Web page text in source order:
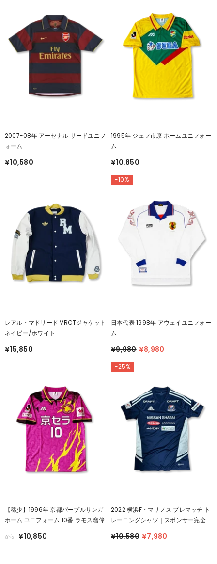
2007-08年 アーセナル サードユニフ
ォーム
¥10,580
1995年 ジェフ市原 ホームユニフォー
ム
¥10,850
レアル・マドリード VRCTジャケット
ネイビー/ホワイト
¥15,850
-10%
日本代表 1998年 アウェイユニフォー
ム
¥9,980 ¥8,980
【稀少】1996年 京都パープルサンガ
ホーム ユニフォーム 10番 ラモス瑠偉
から ¥10,850
-25%
2022 横浜F・マリノス プレマッチ ト
レーニングシャツ｜スポンサー完全版
¥10,580 ¥7,980